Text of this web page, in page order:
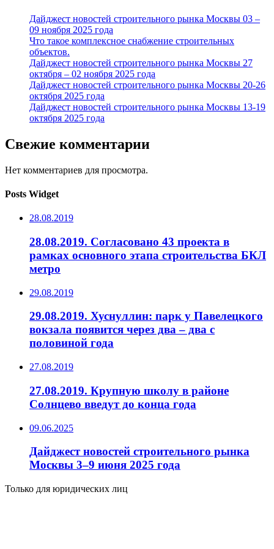
Дайджест новостей строительного рынка Москвы 03 –
09 ноября 2025 года
Что такое комплексное снабжение строительных
объектов.
Дайджест новостей строительного рынка Москвы 27
октября – 02 ноября 2025 года
Дайджест новостей строительного рынка Москвы 20-26
октября 2025 года
Дайджест новостей строительного рынка Москвы 13-19
октября 2025 года
Свежие комментарии
Нет комментариев для просмотра.
Posts Widget
28.08.2019
28.08.2019. Согласовано 43 проекта в
рамках основного этапа строительства БКЛ
метро
29.08.2019
29.08.2019. Хуснуллин: парк у Павелецкого
вокзала появится через два – два с
половиной года
27.08.2019
27.08.2019. Крупную школу в районе
Солнцево введут до конца года
09.06.2025
Дайджест новостей строительного рынка
Москвы 3–9 июня 2025 года
Только для юридических лиц